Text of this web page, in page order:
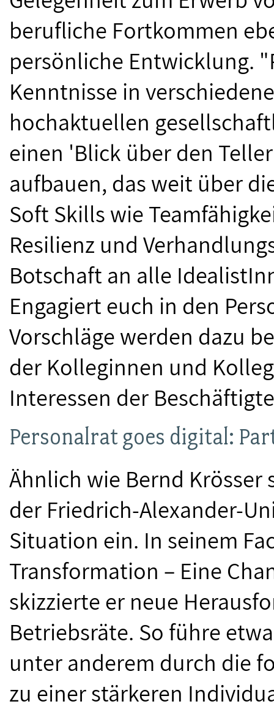
berufliche Fortkommen
persönliche Entwicklung.
Kenntnisse in
hochaktuellen
einen 'Blick über den
aufbauen, das weit über
Soft Skills wie
Resilienz und
Botschaft an alle
Engagiert euch in den
Vorschläge werden dazu
der Kolleginnen und
Interessen der
Personalrat goes digital:
Ähnlich wie Bernd Krösser
der Friedrich-Alexander-
Situation ein. In seinem
Transformation – Eine
skizzierte er neue
Betriebsräte. So führe
unter anderem durch die
zu einer stärkeren